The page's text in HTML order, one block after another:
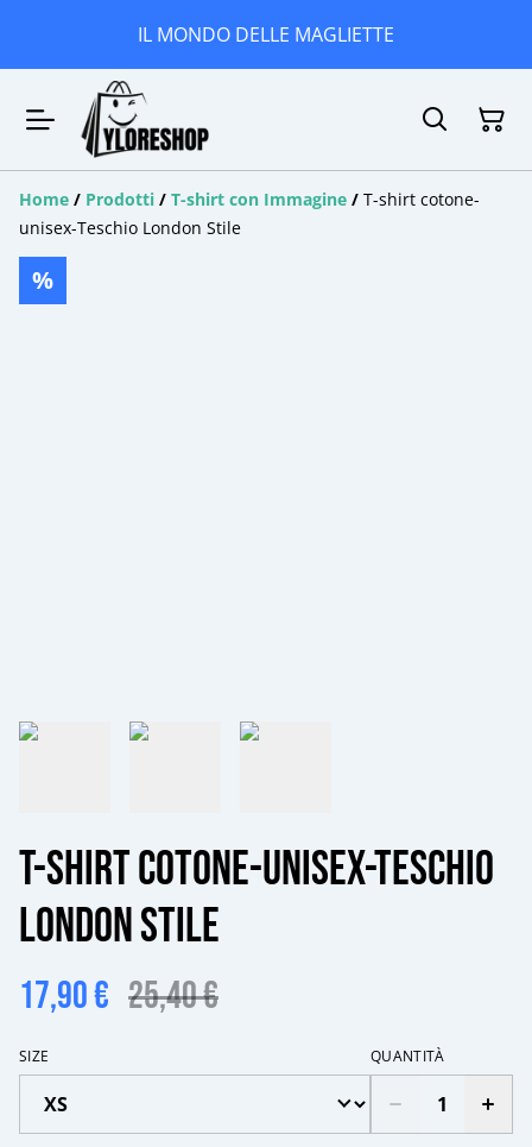
IL MONDO DELLE MAGLIETTE
Home / Prodotti / T-shirt con Immagine / T-shirt cotone-
unisex-Teschio London Stile
%
T-shirt cotone-unisex-Teschio
London Stile
17,90 € 25,40 €
SIZE QUANTITÀ